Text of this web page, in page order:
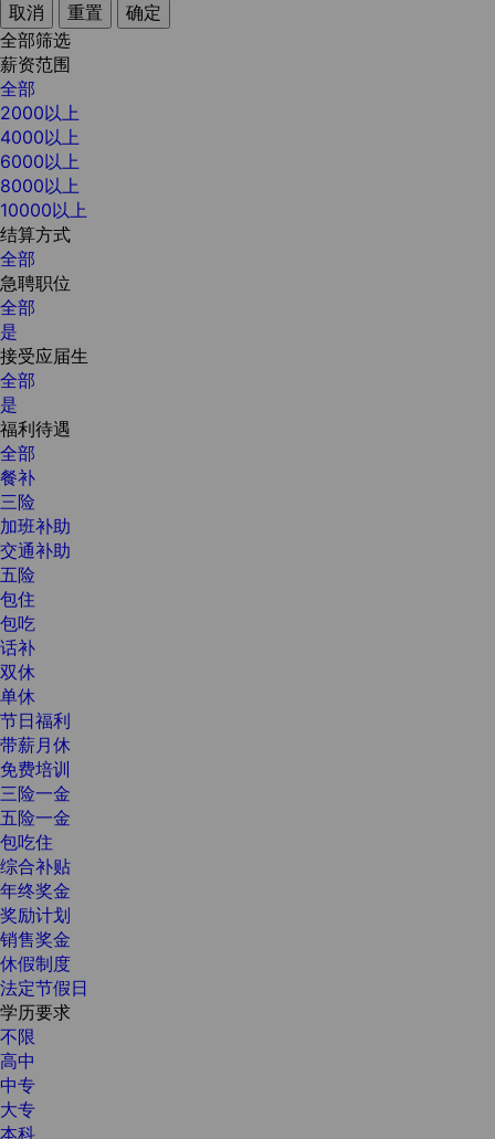
取消 重置
确定
全部筛选
薪资范围
全部
2000以上
4000以上
6000以上
8000以上
10000以上
结算方式
全部
急聘职位
全部
是
接受应届生
全部
是
福利待遇
全部
餐补
三险
加班补助
交通补助
五险
包住
包吃
话补
双休
单休
节日福利
带薪月休
免费培训
三险一金
五险一金
包吃住
综合补贴
年终奖金
奖励计划
销售奖金
休假制度
法定节假日
学历要求
不限
高中
中专
大专
本科